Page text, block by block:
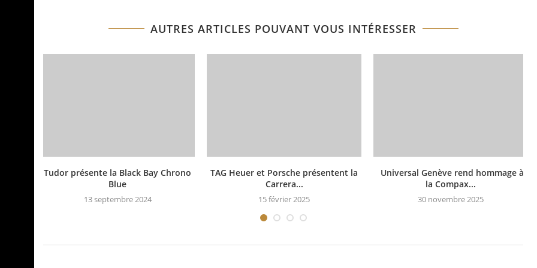
AUTRES ARTICLES POUVANT VOUS INTÉRESSER
Tudor présente la Black Bay Chrono
Blue
13 septembre 2024
TAG Heuer et Porsche présentent la
Carrera...
15 février 2025
Universal Genève rend hommage à
la Compax...
30 novembre 2025